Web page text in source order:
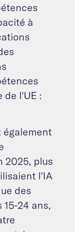
à
de l'UE :
également
2025, plus
l'IA
des
15-24 ans,